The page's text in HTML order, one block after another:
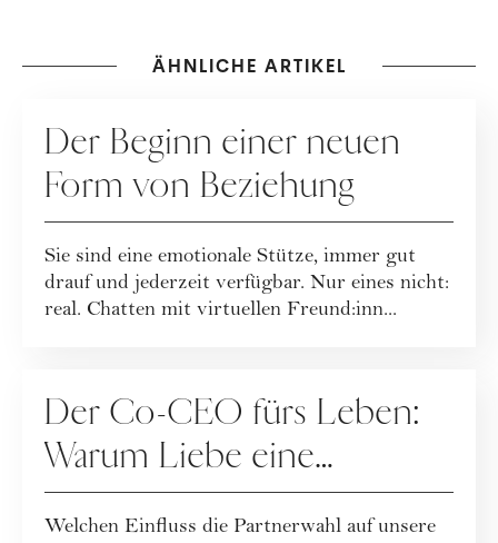
ÄHNLICHE ARTIKEL
Der Beginn einer neuen
Form von Beziehung
Sie sind eine emotionale Stütze, immer gut
drauf und jederzeit verfügbar. Nur eines nicht:
real. Chatten mit virtuellen Freund:inn...
Der Co-CEO fürs Leben:
Warum Liebe eine
Karriereentscheidung ist
Welchen Einfluss die Partnerwahl auf unsere